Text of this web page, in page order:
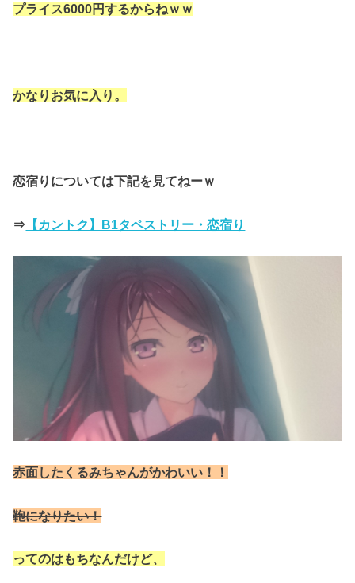
プライス6000円するからねｗｗ
かなりお気に入り。
恋宿りについては下記を見てねーｗ
⇒ 【カントク】B1タペストリー・恋宿り
赤面したくるみちゃんがかわいい！！
鞄になりたい！
ってのはもちなんだけど、